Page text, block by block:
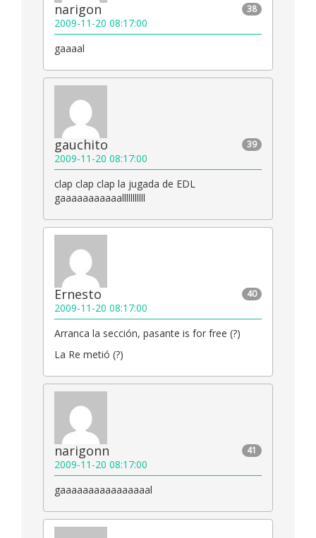
38
narigon
2009-11-20 08:17:00
gaaaal
39
gauchito
2009-11-20 08:17:00
clap clap clap la jugada de EDL
gaaaaaaaaaaalllllllllll
40
Ernesto
2009-11-20 08:17:00
Arranca la sección, pasante is for free (?)
La Re metió (?)
41
narigonn
2009-11-20 08:17:00
gaaaaaaaaaaaaaaaal